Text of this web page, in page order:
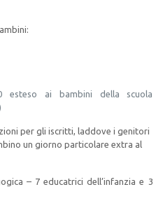
esteso ai bambini della scuola
per gli iscritti, laddove i genitori
un giorno particolare extra al
– 7 educatrici dell’infanzia e 3